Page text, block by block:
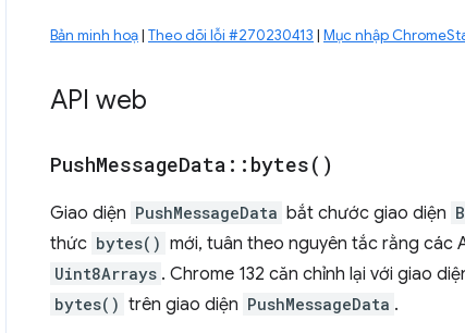
Bản minh hoạ| Theo dõi lỗi #270230413 | Mục nhập
API web
PushMessageData :: bytes( )
Giao diện PushMessageData bắt chước giao diện
thức bytes() mới, tuân theo nguyên tắc rằng các
Uint8Arrays . Chrome 132 căn chỉnh lại với giao
bytes() trên giao diện PushMessageData .